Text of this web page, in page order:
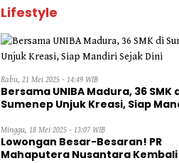
Lifestyle
Rabu, 21 Mei 2025 - 14:49 WIB
Bersama UNIBA Madura, 36 SMK
Sumenep Unjuk Kreasi, Siap
Minggu, 18 Mei 2025 - 13:07 WIB
Lowongan Besar-Besaran! PR
Mahaputera Nusantara Kembali